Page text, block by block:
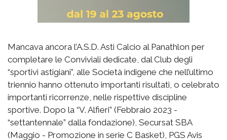
Mancava ancora l’A.S.D. Asti Calcio al Panathlon per
completare le Conviviali dedicate, dal Club degli
“sportivi astigiani”, alle Società indigene che nell’ultimo
triennio hanno ottenuto importanti risultati, o celebrato
importanti ricorrenze, nelle rispettive discipline
sportive. Dopo la “V. Alfieri” (Febbraio 2023 -
“settantennale” dalla fondazione), Secursat SBA
(Maggio - Promozione in serie C Basket), PGS Avis